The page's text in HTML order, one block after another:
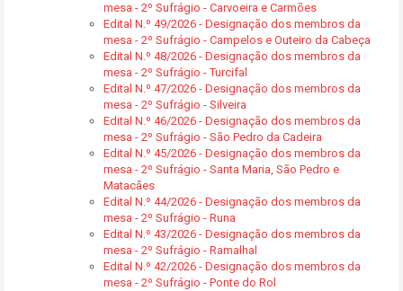
mesa - 2º Sufrágio - Carvoeira e Carmões
Edital N.º 49/2026 - Designação dos membros da
mesa - 2º Sufrágio - Campelos e Outeiro da Cabeça
Edital N.º 48/2026 - Designação dos membros da
mesa - 2º Sufrágio - Turcifal
Edital N.º 47/2026 - Designação dos membros da
mesa - 2º Sufrágio - Silveira
Edital N.º 46/2026 - Designação dos membros da
mesa - 2º Sufrágio - São Pedro da Cadeira
Edital N.º 45/2026 - Designação dos membros da
mesa - 2º Sufrágio - Santa Maria, São Pedro e
Matacães
Edital N.º 44/2026 - Designação dos membros da
mesa - 2º Sufrágio - Runa
Edital N.º 43/2026 - Designação dos membros da
mesa - 2º Sufrágio - Ramalhal
Edital N.º 42/2026 - Designação dos membros da
mesa - 2º Sufrágio - Ponte do Rol